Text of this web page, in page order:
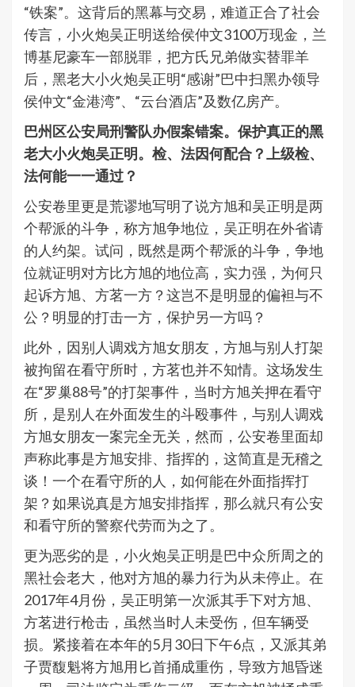
“铁案”。这背后的黑幕与交易，难道正合了社会
传言，小火炮吴正明送给侯仲文3100万现金，兰
博基尼豪车一部脱罪，把方氏兄弟做实替罪羊
后，黑老大小火炮吴正明“感谢”巴中扫黑办领导
侯仲文“金港湾”、“云台酒店”及数亿房产。
巴州区公安局刑警队办假案错案。保护真正的黑
老大小火炮吴正明。检、法因何配合？上级检、
法何能一一通过？
公安卷里更是荒谬地写明了说方旭和吴正明是两
个帮派的斗争，称方旭争地位，吴正明在外省请
的人约架。试问，既然是两个帮派的斗争，争地
位就证明对方比方旭的地位高，实力强，为何只
起诉方旭、方茗一方？这岂不是明显的偏袒与不
公？明显的打击一方，保护另一方吗？
此外，因别人调戏方旭女朋友，方旭与别人打架
被拘留在看守所时，方茗也并不知情。这场发生
在“罗巢88号”的打架事件，当时方旭关押在看守
所，是别人在外面发生的斗殴事件，与别人调戏
方旭女朋友一案完全无关，然而，公安卷里面却
声称此事是方旭安排、指挥的，这简直是无稽之
谈！一个在看守所的人，如何能在外面指挥打
架？如果说真是方旭安排指挥，那么就只有公安
和看守所的警察代劳而为之了。
更为恶劣的是，小火炮吴正明是巴中众所周之的
黑社会老大，他对方旭的暴力行为从未停止。在
2017年4月份，吴正明第一次派其手下对方旭、
方茗进行枪击，虽然当时人未受伤，但车辆受
损。紧接着在本年的5月30日下午6点，又派其弟
子贾馥魁将方旭用匕首捅成重伤，导致方旭昏迷